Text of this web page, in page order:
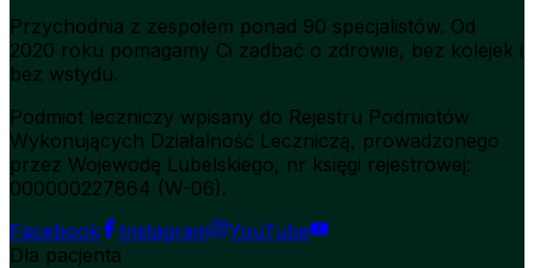
Przychodnia z zespołem ponad 90 specjalistów. Od
2020 roku pomagamy Ci zadbać o zdrowie, bez kolejek i
bez wstydu.
Podmiot leczniczy wpisany do Rejestru Podmiotów
Wykonujących Działalność Leczniczą, prowadzonego
przez Wojewodę Lubelskiego, nr księgi rejestrowej:
000000227864 (W-06).
Facebook
Instagram
YouTube
Dla pacjenta